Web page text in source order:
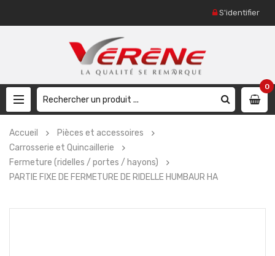
S'identifier
0
Accueil
Pièces et accessoires
Carrosserie et Quincaillerie
Fermeture (ridelles / portes / hayons)
PARTIE FIXE DE FERMETURE DE RIDELLE HUMBAUR HA